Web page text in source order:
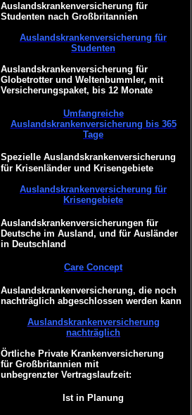
Auslandskrankenversicherung für
Studenten nach Großbritannien
Auslandskrankenversicherung für
Studenten
Auslandskrankenversicherung für
Globetrotter und Weltenbummler, mit
Versicherungspaket, bis 12 Monate
Umfangreiche
Auslandskrankenversicherung bis 365
Tage
Spezielle Auslandskrankenversicherung
für Krisenländer und Krisengebiete
Auslandskrankenversicherung für
Krisengebiete
Auslandskrankenversicherungen für
Deutsche im Ausland, und für Ausländer
in Deutschland
Care Concept
Auslandskrankenversicherung, die noch
nachträglich abgeschlossen werden kann
Auslandskrankenversicherung
nachträglich
Örtliche Private Krankenversicherung
für Großbritannien mit
unbegrenzter Vertragslaufzeit:
Ist in Planung